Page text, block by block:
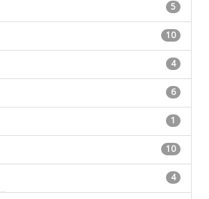
5
10
4
6
1
10
4